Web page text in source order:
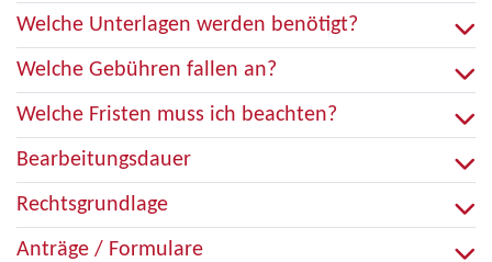
Welche Unterlagen werden benötigt?
Welche Gebühren fallen an?
Welche Fristen muss ich beachten?
Bearbeitungsdauer
Rechtsgrundlage
Anträge / Formulare